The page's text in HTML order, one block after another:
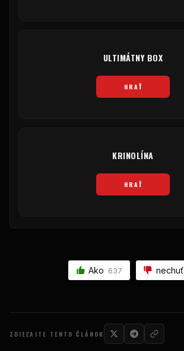
ULTIMÁTNY BOX
HRAŤ
KRINOLÍNA
HRAŤ
Ako 637 nechuť
ZDIEĽAJTE TENTO ČLÁNOK